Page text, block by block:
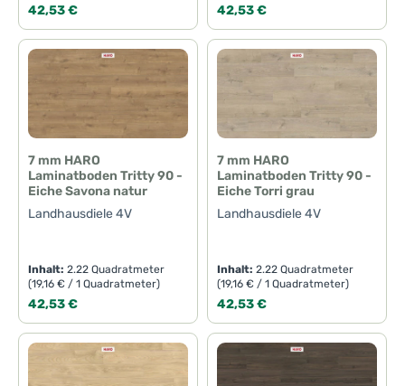
Regulärer Preis:
42,53 € Regulärer Preis:
42,53 €
7 mm HARO
Laminatboden Tritty 90 -
Eiche Savona natur
Landhausdiele 4V
Inhalt:2.22 Quadratmeter
(19,16 € / 1 Quadratmeter)
Regulärer Preis:
42,53 €
7 mm HARO
Laminatboden Tritty 90 -
Eiche Torri grau
Landhausdiele 4V
Inhalt:2.22 Quadratmeter
(19,16 € / 1 Quadratmeter)
Regulärer Preis:
42,53 €